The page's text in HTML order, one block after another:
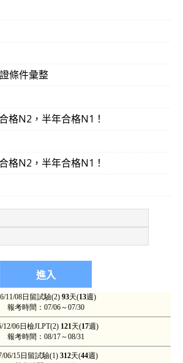
條件彙整
格N2，半年合格N1！
格N2，半年合格N1！